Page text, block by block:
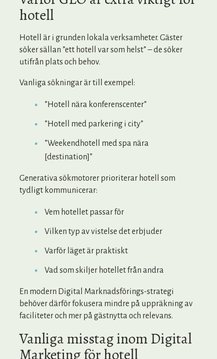
hotell
Hotell är i grunden lokala verksamheter. Gäster
söker sällan ”ett hotell var som helst” – de söker
utifrån plats och behov.
Vanliga sökningar är till exempel:
”Hotell nära konferenscenter”
”Hotell med parkering i city”
”Weekendhotell med spa nära
[destination]”
Generativa sökmotorer prioriterar hotell som
tydligt kommunicerar:
Vem hotellet passar för
Vilken typ av vistelse det erbjuder
Varför läget är praktiskt
Vad som skiljer hotellet från andra
En modern Digital Marknadsförings-strategi
behöver därför fokusera mindre på uppräkning av
faciliteter och mer på gästnytta och relevans.
Vanliga misstag inom Digital
Marketing för hotell